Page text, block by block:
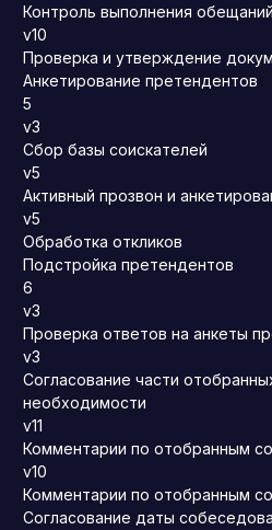
Контроль выполнения обещаний
v10
Проверка и утверждение
Анкетирование претендентов
5
v3
Сбор базы соискателей
v5
Активный прозвон и
v5
Обработка откликов
Подстройка претендентов
6
v3
Проверка ответов на анкеты
v3
Согласование части
необходимости
v11
Комментарии по отобранным
v10
Комментарии по отобранным
Согласование даты